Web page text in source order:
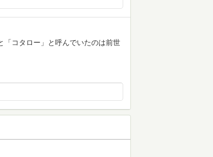
コタロー」と呼んでいたのは前世